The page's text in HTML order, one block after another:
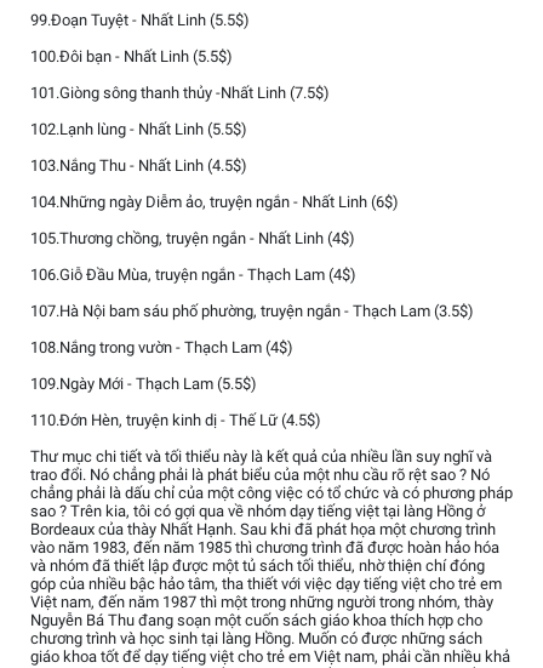
99.Đoạn Tuyệt - Nhất Linh (5.5$)
100.Đôi bạn - Nhất Linh (5.5$)
101.Giòng sông thanh thủy -Nhất Linh (7.5$)
102.Lạnh lùng - Nhất Linh (5.5$)
103.Nắng Thu - Nhất Linh (4.5$)
104.Những ngày Diễm ảo, truyện ngắn - Nhất Linh (6$)
105.Thương chồng, truyện ngắn - Nhất Linh (4$)
106.Giỗ Đầu Mùa, truyện ngắn - Thạch Lam (4$)
107.Hà Nội bam sáu phố phường, truyện ngắn - Thạch Lam (3.5$)
108.Nắng trong vườn - Thạch Lam (4$)
109.Ngày Mới - Thạch Lam (5.5$)
110.Đớn Hèn, truyện kinh dị - Thế Lữ (4.5$)
Thư mục chi tiết và tối thiểu này là kết quả của nhiều lần suy nghĩ và
trao đổi. Nó chẳng phải là phát biểu của một nhu cầu rõ rệt sao ? Nó
chẳng phải là dấu chỉ của một công việc có tổ chức và có phương pháp
sao ? Trên kia, tôi có gợi qua về nhóm dạy tiếng việt tại làng Hồng ở
Bordeaux của thày Nhất Hạnh. Sau khi đã phát họa một chương trình
vào năm 1983, đến năm 1985 thì chương trình đã được hoàn hảo hóa
và nhóm đã thiết lập được một tủ sách tối thiểu, nhờ thiện chí đóng
góp của nhiều bậc hảo tâm, tha thiết với việc dạy tiếng việt cho trẻ em
Việt nam, đến năm 1987 thì một trong những người trong nhóm, thày
Nguyễn Bá Thu đang soạn một cuốn sách giáo khoa thích hợp cho
chương trình và học sinh tại làng Hồng. Muốn có được những sách
giáo khoa tốt để dạy tiếng việt cho trẻ em Việt nam, phải cần nhiều khả